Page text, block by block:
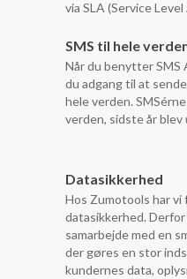
via SLA (Service
SMS til hele
Når du benytter SMS
du adgang til at
hele verden.
verden, sidste år
Datasikkerhed
Hos Zumotools har vi
datasikkerhed.
samarbejde med en
der gøres en stor
kundernes data,